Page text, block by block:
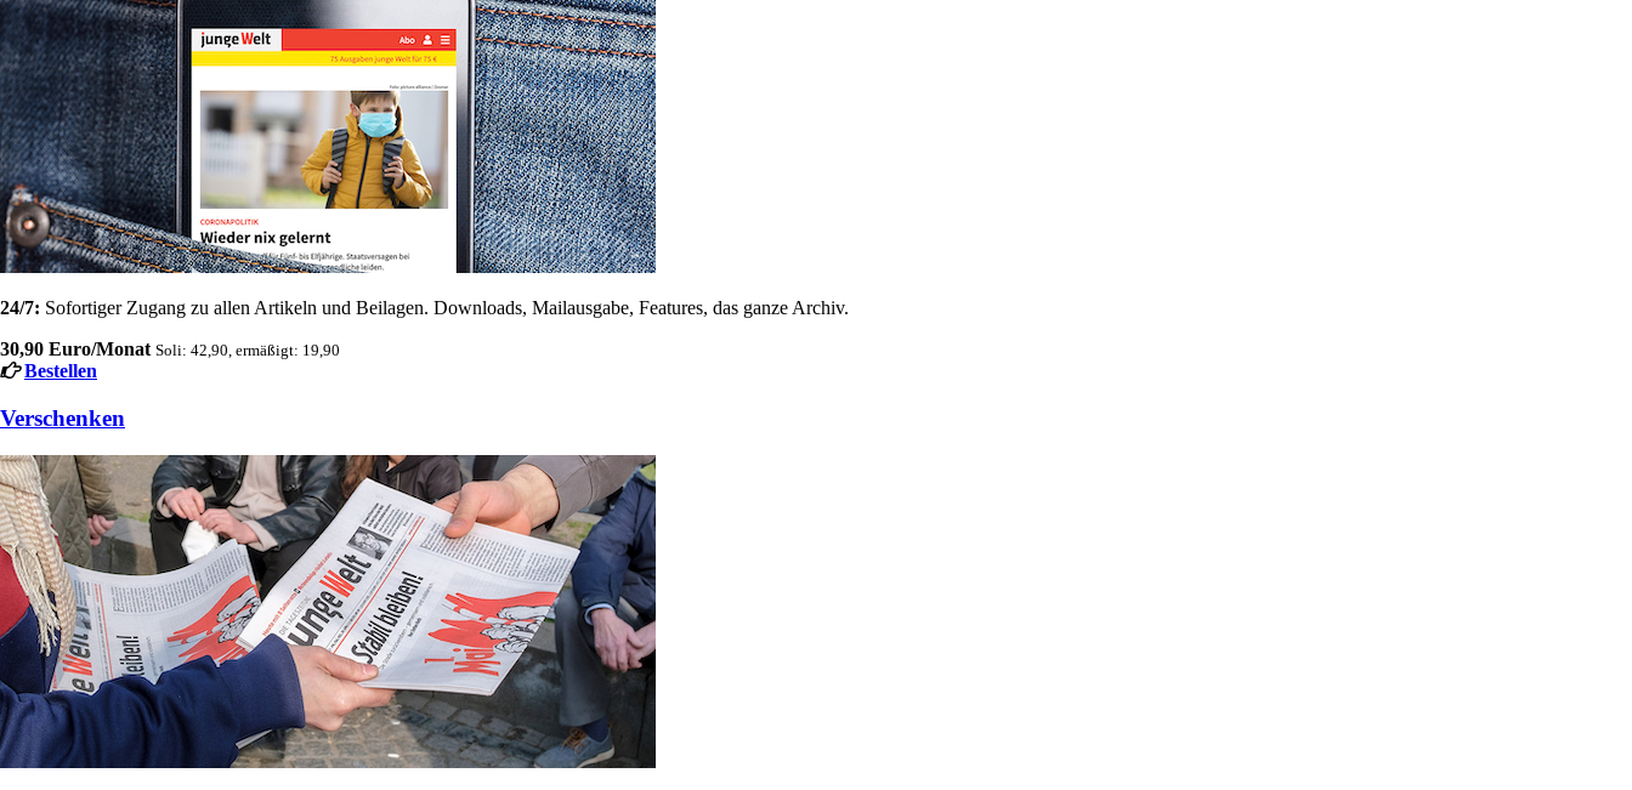
24/7: Sofortiger Zugang zu allen Artikeln und Beilagen. Downloads, Mailausgabe, Features, das ganze Archiv.
30,90 Euro/Monat Soli: 42,90, ermäßigt: 19,90
Bestellen
Verschenken